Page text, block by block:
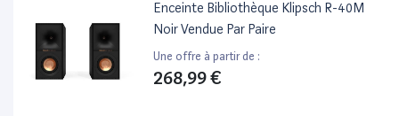
Enceinte Bibliothèque Klipsch R-40M
Noir Vendue Par Paire
Une offre à partir de :
268,99 €